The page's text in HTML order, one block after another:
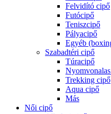
Felvidító cipő
Futócipő
Teniszcipő
Pályacipő
Egyéb
Szabadtéri cipő
Túracipő
Trekking cipő
Aqua cipő
Más
Női cipő